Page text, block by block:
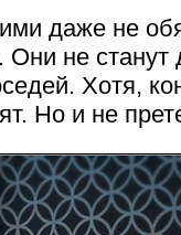
даже не
Они не станут
Хотя,
Но и не